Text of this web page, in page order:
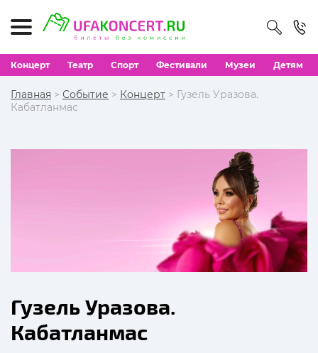
Концерт Театр Спорт Фестивали Музеи Детям
Главная > Событие > Концерт > Гузель Уразова.
Кабатланмас
Гузель Уразова.
Кабатланмас